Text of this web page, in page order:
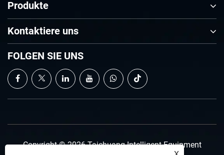
Produkte
Kontaktiere uns
FOLGEN SIE UNS
Copyright © 2026 Taichuang Intelligent Equipment